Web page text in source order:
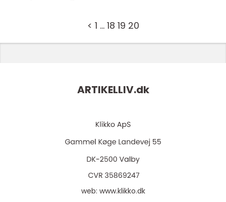
< 1 … 18 19 20
ARTIKELLIV.dk
web: www.klikko.dk